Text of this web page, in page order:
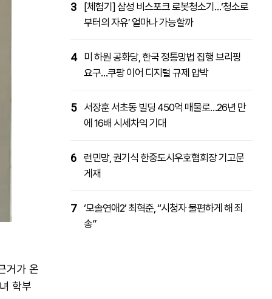
거가 온
학부
3
[체험기] 삼성 비스포크 로봇청소기…‘청소로
부터의 자유’ 얼마나 가능할까
4
미 하원 공화당, 한국 정통망법 집행 브리핑
요구…쿠팡 이어 디지털 규제 압박
5
서장훈 서초동 빌딩 450억 매물로…26년 만
에 16배 시세차익 기대
6
런민망, 권기식 한중도시우호협회장 기고문
게재
7 ‘모솔연애2’ 최혁준, “시청자 불편하게 해 죄
송”